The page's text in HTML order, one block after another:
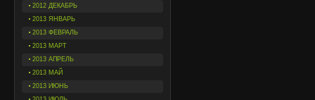
2012 ДЕКАБРЬ
2013 ЯНВАРЬ
2013 ФЕВРАЛЬ
2013 МАРТ
2013 АПРЕЛЬ
2013 МАЙ
2013 ИЮНЬ